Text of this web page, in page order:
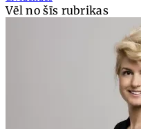
Vēl no šīs rubrikas